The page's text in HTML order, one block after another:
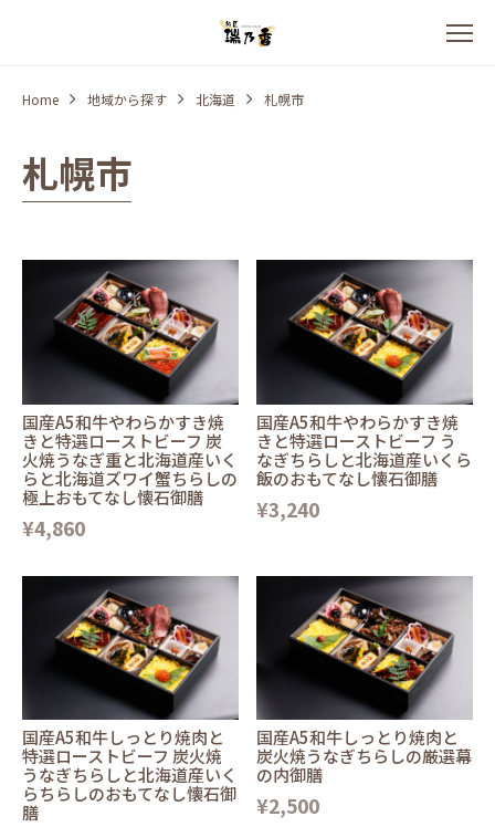
Home 地域から探す 北海道 札幌市
札幌市
国産A5和牛やわらかすき焼
きと特選ローストビーフ 炭
火焼うなぎ重と北海道産いく
らと北海道ズワイ蟹ちらしの
極上おもてなし懐石御膳
¥4,860
国産A5和牛やわらかすき焼
きと特選ローストビーフ う
なぎちらしと北海道産いくら
飯のおもてなし懐石御膳
¥3,240
国産A5和牛しっとり焼肉と
特選ローストビーフ 炭火焼
うなぎちらしと北海道産いく
らちらしのおもてなし懐石御
膳
国産A5和牛しっとり焼肉と
炭火焼うなぎちらしの厳選幕
の内御膳
¥2,500